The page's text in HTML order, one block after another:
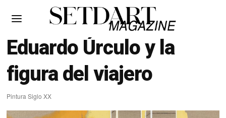
Eduardo Úrculo y la
figura del viajero
Pintura Siglo XX